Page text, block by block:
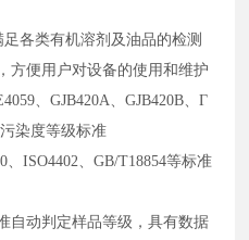
各类有机溶剂及油品的检测
方便用户对设备的使用和维护
、GJB420A、GJB420B、Г
染度等级标准
ISO4402、GB/T18854等标准
自动判定样品等级，具有数据